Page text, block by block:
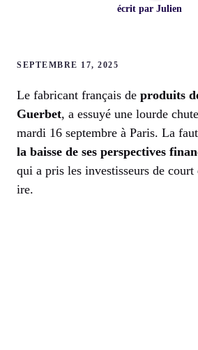
écrit par Julien
SEPTEMBRE 17, 2025
Le fabricant français de produits
Guerbet, a essuyé une lourde
mardi 16 septembre à Paris. La
la baisse de ses perspectives
qui a pris les investisseurs de court
ire.